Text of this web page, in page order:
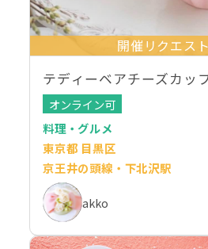
開催リクエス
テディーベアチーズカッ
オンライン可
料理・グルメ
東京都 目黒区
京王井の頭線・下北沢駅
akko